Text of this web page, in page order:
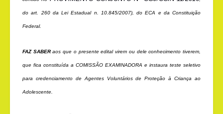
do art. 260 da Lei Estadual n. 10.845/2007), do ECA e da Constituição
Federal.
FAZ SABERaos que o presente edital virem ou dele conhecimento tiverem,
que fica constituída a COMISSÃO EXAMINADORA e instaura teste seletivo
para credenciamento de Agentes Voluntários de Proteção à Criança ao
Adolescente.